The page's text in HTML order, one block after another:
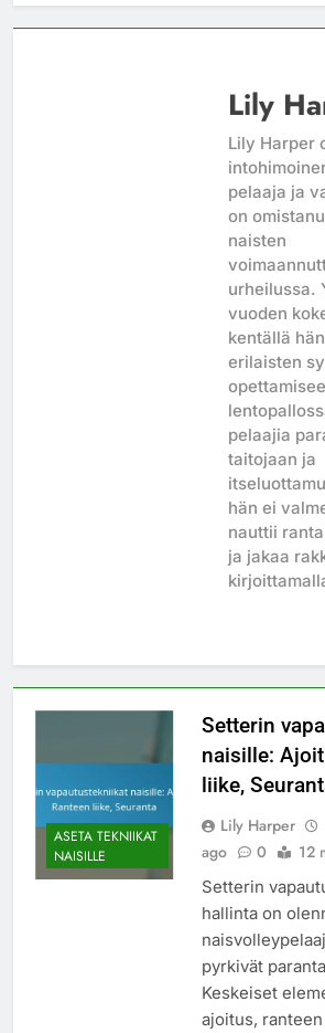
Lily
Lily Harper
pelaaja ja
on
naisten
urheilussa.
vuoden
kentällä
erilaisten
pelaajia
taitojaan ja
hän ei
nauttii
ja jakaa
ASETA TEKNIIKAT
NAISILLE
Setterin
naisille:
liike,
Lily Harper
ago
0 12
Setterin
hallinta on
pyrkivät
Keskeiset
ajoitus,